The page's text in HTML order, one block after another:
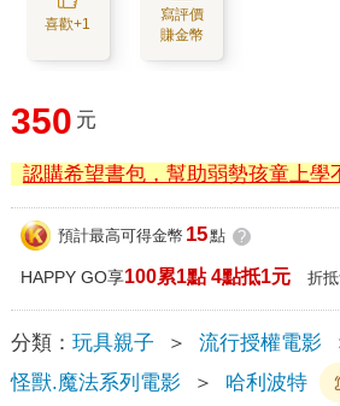
喜歡+1
寫評價
賺金幣
350 元
認購希望書包，幫助弱勢孩童上學
預計最高可得金幣 15點 ?
HAPPY GO享100累1點 4點抵1元 折
分類： 玩具親子 ＞ 流行授權電影
怪獸.魔法系列電影
＞ 哈利波特